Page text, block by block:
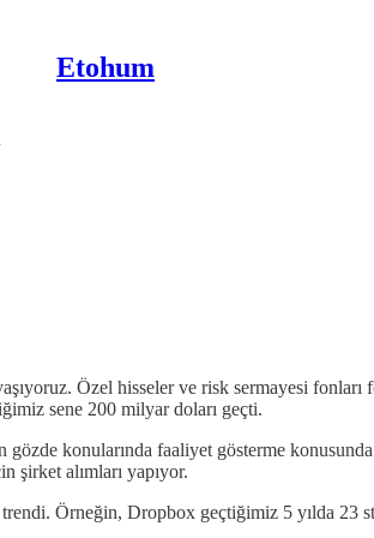
Etohum
Özel hisseler ve risk sermayesi fonları
sene 200 milyar doları geçti.
konularında faaliyet gösterme
şirket alımları yapıyor.
trendi. Örneğin, Dropbox geçtiğimiz 5 yılda